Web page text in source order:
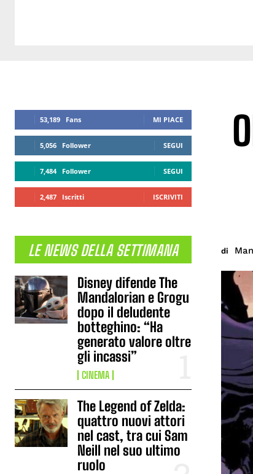
53,189 Fans MI PIACE
5,056 Follower SEGUI
7,484 Follower SEGUI
2,487 Iscritti ISCRIVITI
LE NEWS DELLA SETTIMANA
Disney difende The
Mandalorian e Grogu
dopo il deludente
botteghino: “Ha
generato valore oltre
gli incassi”
CINEMA
The Legend of Zelda:
quattro nuovi attori
nel cast, tra cui Sam
Neill nel suo ultimo
ruolo
di